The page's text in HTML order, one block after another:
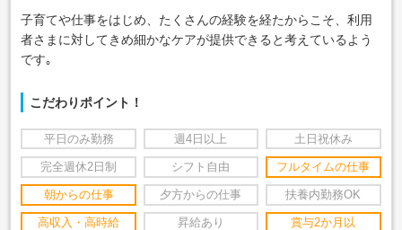
子育てや仕事をはじめ、たくさんの経験を経たからこそ、利用
者さまに対してきめ細かなケアが提供できると考えているよう
です｡
こだわりポイント！
平日のみ勤務 週4日以上 土日祝休み
完全週休2日制 シフト自由 フルタイムの仕事
朝からの仕事 夕方からの仕事 扶養内勤務OK
高収入・高時給 昇給あり 賞与2か月以